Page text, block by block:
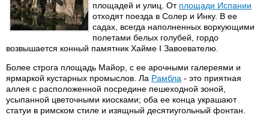
площадей и улиц. От площади Испании
отходят поезда в Солер и Инку. В ее
садах, всегда наполненных воркующими
полетами белых голубей, гордо
возвышается конный памятник Хайме I Завоевателю.
Более строга площадь Майор, с ее арочными галереями и
ярмаркой кустарных промыслов. Ла Рамбла - это приятная
аллея с расположенной посредине пешеходной зоной,
усыпанной цветочными киосками; оба ее конца украшают
статуи в римском стиле и изящный десятиугольный фонтан.